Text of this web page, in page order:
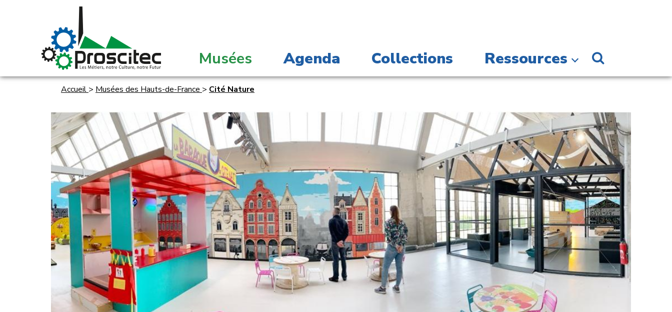
Musées Agenda Collections Ressources
Accueil > Musées des Hauts-de-France > Cité Nature